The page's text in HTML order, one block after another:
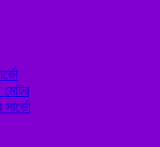
মোটর
সার্ভো